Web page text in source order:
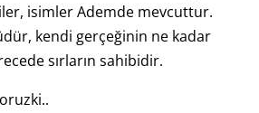
isimler Ademde mevcuttur.
kendi gerçeğinin ne kadar
sırların sahibidir.